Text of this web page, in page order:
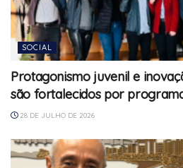
SOCIAL
Protagonismo juvenil e
são fortalecidos por
28 DE JULHO DE 2026